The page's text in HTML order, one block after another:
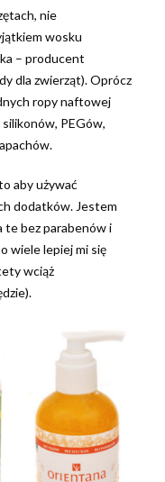
nie
wosku
– producent
dla zwierząt). Oprócz
ropy naftowej
PEGów,
aby używać
dodatków. Jestem
te bez parabenów i
wiele lepiej mi się
wciąż